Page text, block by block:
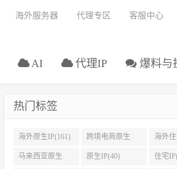
AI 代理IP 爆料与
海外服务器 代理专区 客服中心
热门标签
海外原生IP(161) 跨境电商原生
IP(108)
海外
马来西亚原生 原生IP(40) 住宅